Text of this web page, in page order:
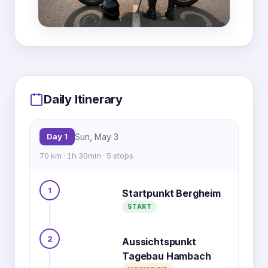
4
MapLibre|OpenFreeMap © OpenMapTilesData fromOpenStreetMap
Daily Itinerary
Day 1 Sun, May 3
70 km · 1h 30min · 5 stops
1 Startpunkt Bergheim
START
2
Aussichtspunkt
Tagebau Hambach